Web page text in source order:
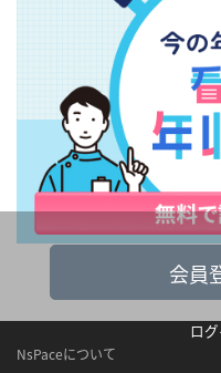
会員
ロ
NsPaceについて